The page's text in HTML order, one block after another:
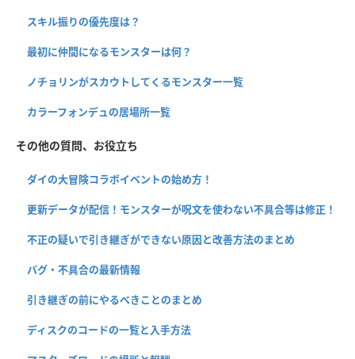
スキル振りの優先度は？
最初に仲間になるモンスターは何？
ノチョリンがスカウトしてくるモンスター一覧
カラーフォンデュの居場所一覧
その他の質問、お役立ち
ダイの大冒険コラボイベントの始め方！
更新データが配信！モンスターが呪文を使わない不具合等は修正！
不正の疑いで引き継ぎができない原因と改善方法のまとめ
バグ・不具合の最新情報
引き継ぎの前にやるべきことのまとめ
ディスクのコードの一覧と入手方法